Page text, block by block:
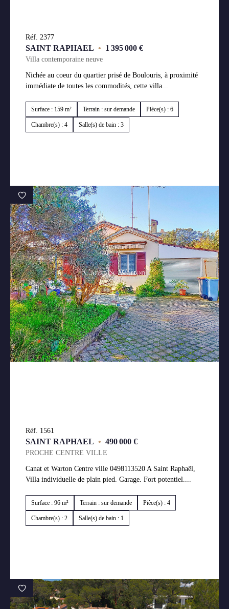
Réf. 2377
SAINT RAPHAEL • 1 395 000 €
Villa contemporaine neuve
Nichée au coeur du quartier prisé de Boulouris, à proximité
immédiate de toutes les commodités, cette villa...
Surface : 159 m² Terrain : sur demande Pièce(s) : 6
Chambre(s) : 4 Salle(s) de bain : 3
Réf. 1561
SAINT RAPHAEL • 490 000 €
PROCHE CENTRE VILLE
Canat et Warton Centre ville 0498113520 A Saint Raphaël,
Villa individuelle de plain pied. Garage. Fort potentiel....
Surface : 96 m² Terrain : sur demande Pièce(s) : 4
Chambre(s) : 2 Salle(s) de bain : 1